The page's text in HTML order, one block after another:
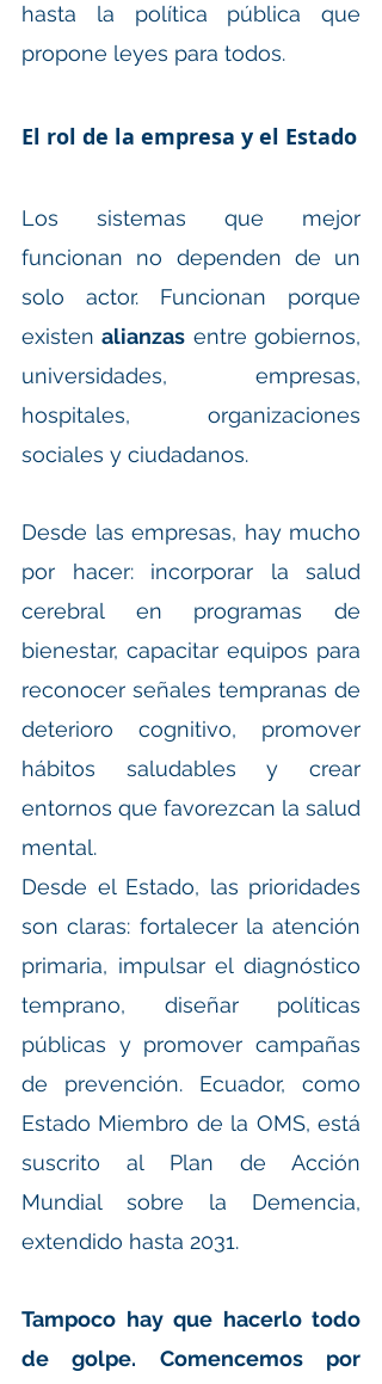
hasta la política pública que
propone leyes para todos.
El rol de la empresa y el Estado
Los sistemas que mejor
funcionan no dependen de un
solo actor. Funcionan porque
existen alianzas entre gobiernos,
universidades, empresas,
hospitales, organizaciones
sociales y ciudadanos.
Desde las empresas, hay mucho
por hacer: incorporar la salud
cerebral en programas de
bienestar, capacitar equipos para
reconocer señales tempranas de
deterioro cognitivo, promover
hábitos saludables y crear
entornos que favorezcan la salud
mental.
Desde el Estado, las prioridades
son claras: fortalecer la atención
primaria, impulsar el diagnóstico
temprano, diseñar políticas
públicas y promover campañas
de prevención. Ecuador, como
Estado Miembro de la OMS, está
suscrito al Plan de Acción
Mundial sobre la Demencia,
extendido hasta 2031.
Tampoco hay que hacerlo todo
de golpe. Comencemos por